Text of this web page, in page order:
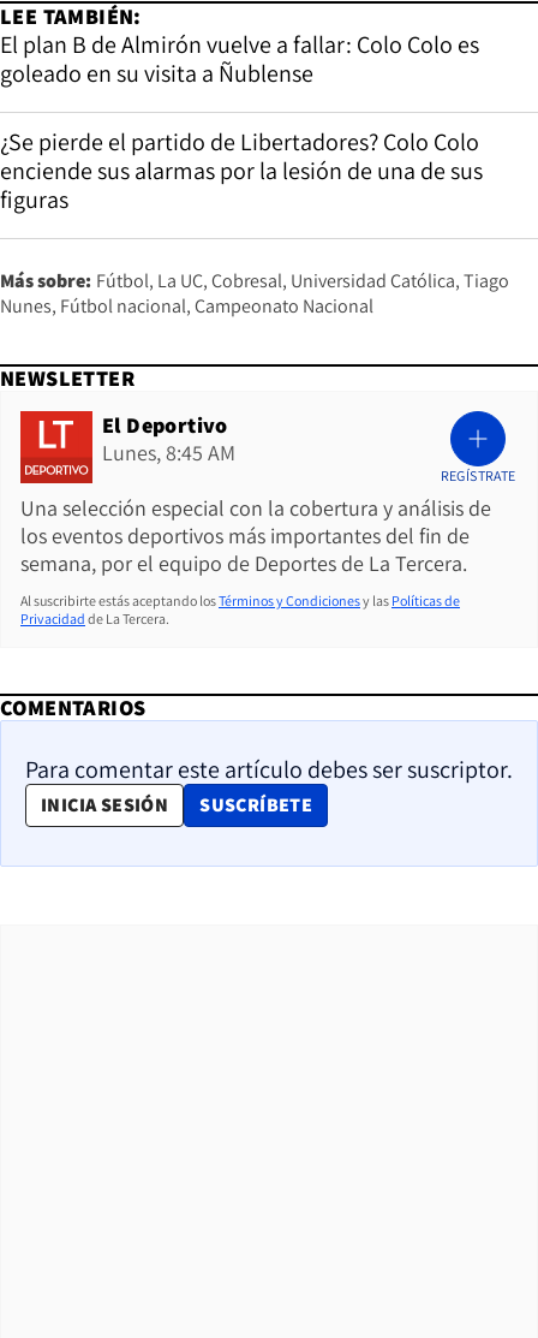
LEE TAMBIÉN:
El plan B de Almirón vuelve a fallar: Colo Colo es
goleado en su visita a Ñublense
¿Se pierde el partido de Libertadores? Colo Colo
enciende sus alarmas por la lesión de una de sus
figuras
Más sobre: Fútbol La UC Cobresal Universidad Católica Tiago
Nunes Fútbol nacional Campeonato Nacional
NEWSLETTER
El Deportivo
Lunes, 8:45 AM
Una selección especial con la cobertura y análisis de
los eventos deportivos más importantes del fin de
semana, por el equipo de Deportes de La Tercera.
REGÍSTRATE
Al suscribirte estás aceptando losTérminos y Condicionesy las Políticas de
Privacidad de La Tercera.
COMENTARIOS
Para comentar este artículo debes ser suscriptor.
INICIA SESIÓN SUSCRÍBETE
OPENS IN NEW WINDOW